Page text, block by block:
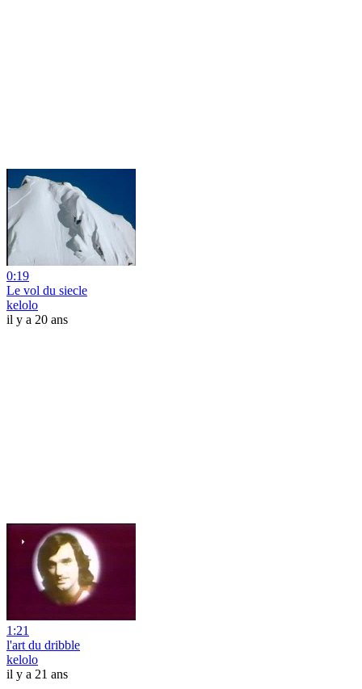
0:19
Le vol du siecle
kelolo
il y a 20 ans
1:21
l'art du dribble
kelolo
il y a 21 ans